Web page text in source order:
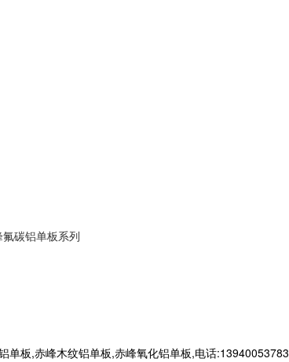
氟碳铝单板系列
单板,赤峰木纹铝单板,赤峰氧化铝单板,电话:13940053783